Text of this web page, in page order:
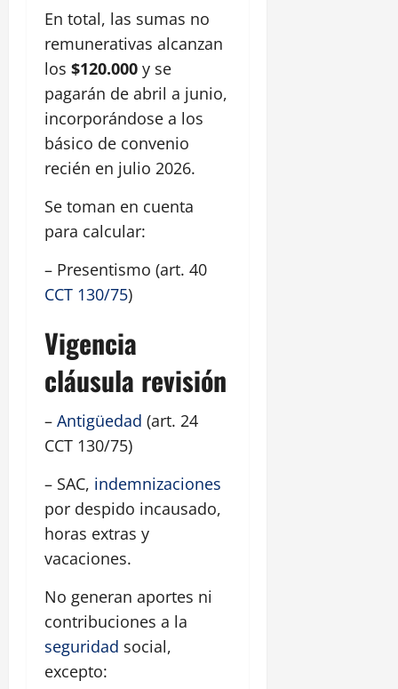
En total, las sumas no
remunerativas alcanzan
los $120.000 y se
pagarán de abril a junio,
incorporándose a los
básico de convenio
recién en julio 2026.
Se toman en cuenta
para calcular:
– Presentismo (art. 40
CCT 130/75)
Vigencia
cláusula revisión
– Antigüedad (art. 24
CCT 130/75)
– SAC, indemnizaciones
por despido incausado,
horas extras y
vacaciones.
No generan aportes ni
contribuciones a la
seguridad social,
excepto: